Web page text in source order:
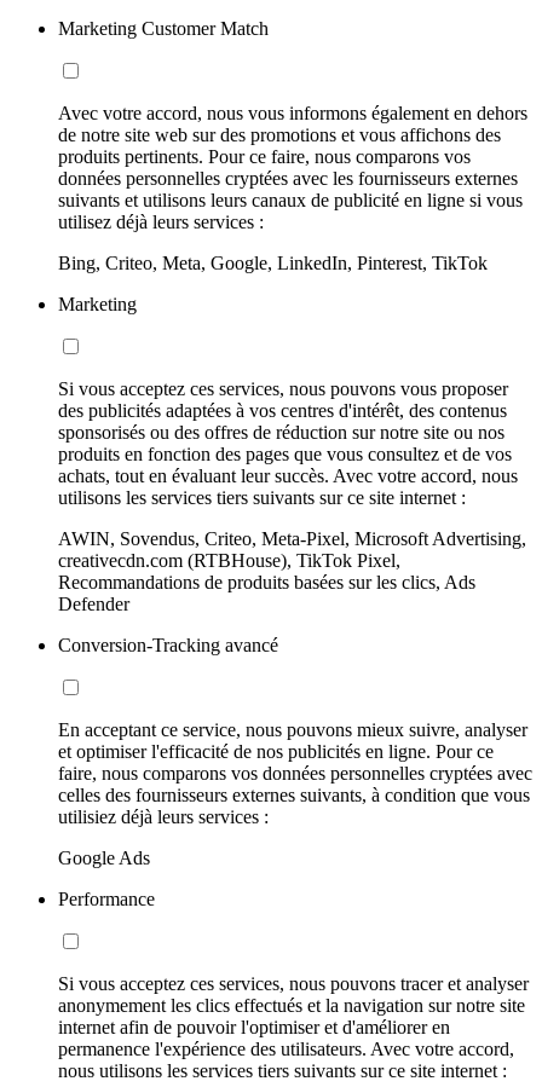
Marketing Customer Match
Avec votre accord, nous vous informons également en dehors
de notre site web sur des promotions et vous affichons des
produits pertinents. Pour ce faire, nous comparons vos
données personnelles cryptées avec les fournisseurs externes
suivants et utilisons leurs canaux de publicité en ligne si vous
utilisez déjà leurs services :
Bing, Criteo, Meta, Google, LinkedIn, Pinterest, TikTok
Marketing
Si vous acceptez ces services, nous pouvons vous proposer
des publicités adaptées à vos centres d'intérêt, des contenus
sponsorisés ou des offres de réduction sur notre site ou nos
produits en fonction des pages que vous consultez et de vos
achats, tout en évaluant leur succès. Avec votre accord, nous
utilisons les services tiers suivants sur ce site internet :
AWIN, Sovendus, Criteo, Meta-Pixel, Microsoft Advertising,
creativecdn.com (RTBHouse), TikTok Pixel,
Recommandations de produits basées sur les clics, Ads
Defender
Conversion-Tracking avancé
En acceptant ce service, nous pouvons mieux suivre, analyser
et optimiser l'efficacité de nos publicités en ligne. Pour ce
faire, nous comparons vos données personnelles cryptées avec
celles des fournisseurs externes suivants, à condition que vous
utilisiez déjà leurs services :
Google Ads
Performance
Si vous acceptez ces services, nous pouvons tracer et analyser
anonymement les clics effectués et la navigation sur notre site
internet afin de pouvoir l'optimiser et d'améliorer en
permanence l'expérience des utilisateurs. Avec votre accord,
nous utilisons les services tiers suivants sur ce site internet :